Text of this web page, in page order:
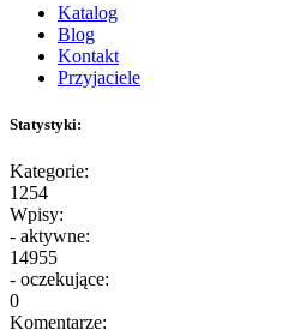
Katalog
Blog
Kontakt
Przyjaciele
Statystyki:
Kategorie:
1254
Wpisy:
- aktywne:
14955
- oczekujące:
0
Komentarze: